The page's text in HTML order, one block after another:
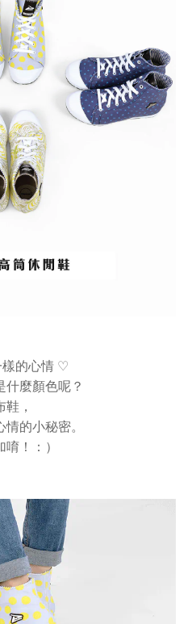
的心情 ♡
什麼顏色呢？
，
的小秘密。
！：）